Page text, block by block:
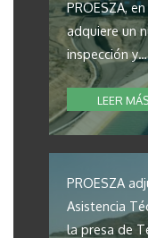
PROESZA,
adquiere un
inspección y…
LEER MÁS
PROESZA
Asistencia
la presa de